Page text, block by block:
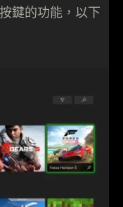
鍵的功能，以下